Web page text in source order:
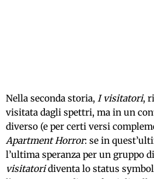
Nella seconda storia, I visitatori,
visitata dagli spettri, ma in un
diverso (e per certi versi
Apartment Horror: se in
l’ultima speranza per un gruppo
visitatoridiventa lo status